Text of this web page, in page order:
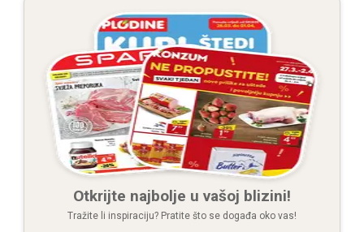
Otkrijte najbolje u vašoj blizini!
Tražite li inspiraciju? Pratite što se događa oko vas!